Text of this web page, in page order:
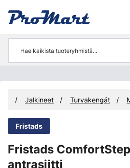
Jalkineet Turvakengät
Fristads
Fristads
antrasiitti